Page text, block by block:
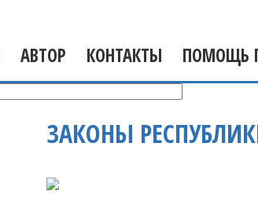
АВТОР КОНТАКТЫ ПОМОЩЬ
ЗАКОНЫ